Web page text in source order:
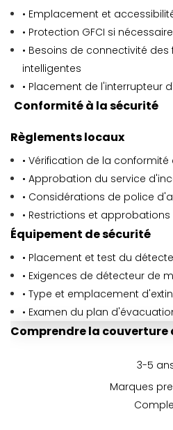
• Emplacement et
• Protection GFCI si nécessaire
• Besoins de connectivité
intelligentes
• Placement de l'interrupteur
Conformité à la sécurité
Règlements locaux
• Vérification de la
• Approbation du service
• Considérations de police
• Restrictions et approbations
Équipement de sécurité
• Placement et test du
• Exigences de détecteur de
• Type et emplacement
• Examen du plan
Comprendre la
3-5
Marques